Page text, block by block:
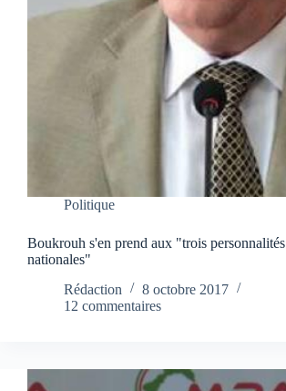
Politique
Boukrouh s'en prend aux "trois personnalités
nationales"
Rédaction
8 octobre 2017
12 commentaires